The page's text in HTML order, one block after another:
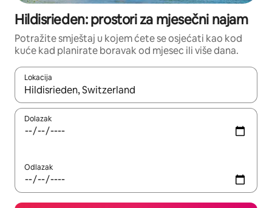
Hildisrieden: prostori za mjesečni najam
Potražite smještaj u kojem ćete se osjećati kao kod
kuće kad planirate boravak od mjesec ili više dana.
Lokacija
Kada budu dostupni rezultati, moći ćete ih pregledati
Dolazak
Odlazak